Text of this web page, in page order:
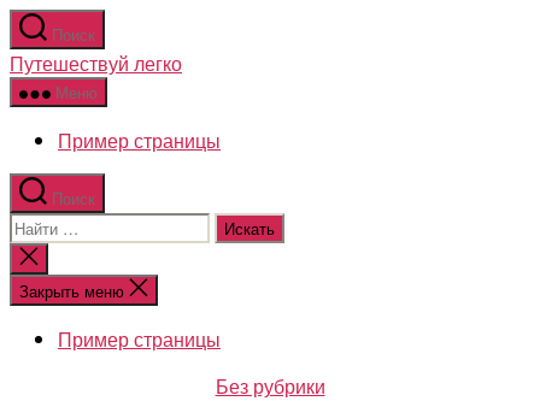
Перейти
к
содержимому
Поиск
Путешествуй легко
Меню
Пример страницы
Поиск
Поиск:
Закрыть
поиск
Закрыть меню
Пример страницы
Рубрики
Без рубрики